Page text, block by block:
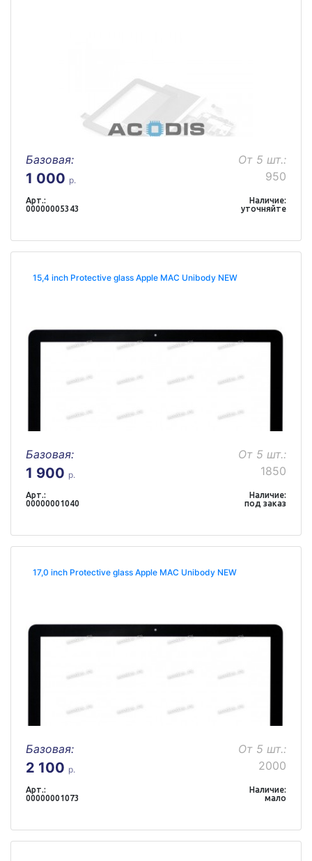
Базовая:
1 000 р.
От 5 шт.:
950
Арт.:
00000005343
Наличие:
уточняйте
15,4 inch Protective glass Apple MAC Unibody NEW
Базовая:
1 900 р.
От 5 шт.:
1850
Арт.:
00000001040
Наличие:
под заказ
17,0 inch Protective glass Apple MAC Unibody NEW
Базовая:
2 100 р.
От 5 шт.:
2000
Арт.:
00000001073
Наличие:
мало